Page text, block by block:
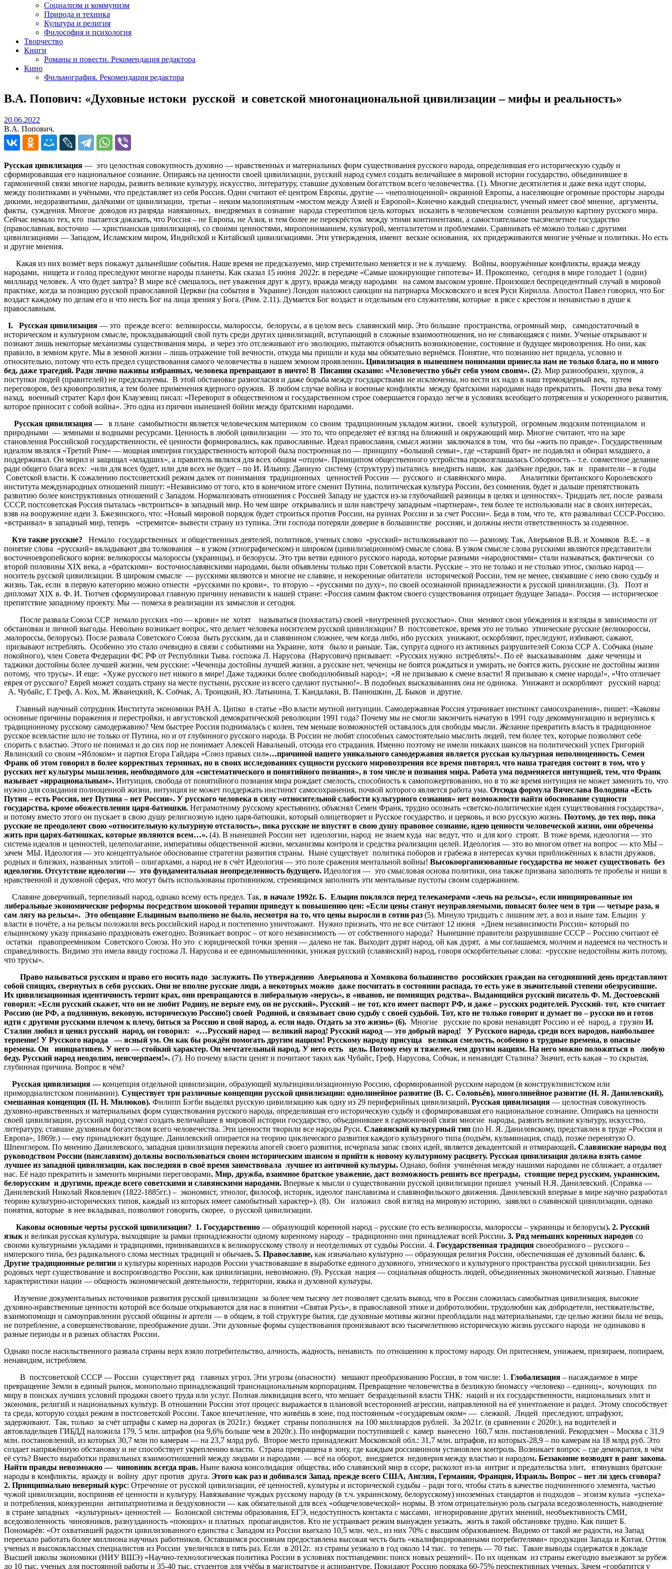
Социализм и коммунизм
Природа и техника
Культура и религия
Философия и психология
Творчество
Книги
Романы и повести. Рекомендация редактора
Кино
Фильмография. Рекомендация редактора
В.А. Попович: «Духовные истоки русской и советской многонациональной цивилизации – мифы и реальность»
20.06.2022
В.А. Попович.
Русская цивилизация — это целостная совокупность духовно — нравственных и материальных форм существования русского народа, определившая его историческую судьбу и
сформировавшая его национальное сознание. Опираясь на ценности своей цивилизации, русский народ сумел создать величайшее в мировой истории государство, объединившее в
гармоничной связи многие народы, развить великие культуру, искусство, литературу, ставшие духовным богатством всего человечества. (1). Многие десятилетия и даже века идут споры,
между политиками и учёными, что представляет из себя Россия. Одни считают её центром Европы, другие — «неполноценной» окраиной Европы, а населяющие огромные просторы .народы
дикими, недоразвитыми, далёкими от цивилизации, третьи – неким малопонятным «мостом между Азией и Европой».Конечно каждый специалист, ученый имеет своё мнение, аргументы,
факты, суждения. Многое доводов из разряда навязанных, внедряемых в сознание народа стереотипов цель которых исказить в человеческом сознании реальную картину русского мира.
Сейчас немало тех, кто пытается доказать, что Россия – не Европа, не Азия, и тем более не перекрёсток между этими континентами, а самостоятельное тысячелетнее государство
(православная, восточно — христианская цивилизация), со своими ценностями, миропониманием, культурой, менталитетом и проблемами. Сравнивать её можно только с другими
цивилизациями — Западом, Исламским миром, Индийской и Китайской цивилизациями. Эти утверждения, имеют веские основания, их придерживаются многие учёные и политики. Но есть
и другие мнения.
Какая из них возмёт верх покажут дальнейшие события. Наше время не предсказуемо, мир стремительно меняется и не к лучшему. Войны, вооружённые конфликты, вражда между
народами, нищета и голод преследуют многие народы планеты. Как сказал 15 июня 2022г. в передаче «Самые шокирующие гипотезы» И. Прокопенко, сегодня в мире голодает 1 (один)
миллиард человек. А что будет завтра? В мире всё смешалось, нет уважения друг к другу, вражда между народами на самом высоком уровне. Произошел беспрецедентный случай в мировой
практике, когда за позицию русской православной Церкви (на события в Украине) Лондон наложил санкции на патриарха Московского и всея Руси Кирилла. Апостол Павел говорил, что Бог
воздаст каждому по делам его и что несть Бог на лица зрения у Бога. (Рим. 2.11). Думается Бог воздаст и отдельным его служителям, которые в рясе с крестом и ненавистью в душе к
православным.
I. Русская цивилизация — это прежде всего: великороссы, малороссы, белорусы, а в целом весь славянский мир. Это большие пространства, огромный мир, самодостаточный в
историческом и культурном смысле, прокладывающий свой путь среди других цивилизаций, вступающий в сложные взаимоотношения, но не сливающаяся с ними. Ученые открывают и
познают лишь некоторые механизмы существования мира, и через это отслеживают его эволюцию, пытаются объяснить возникновение, состояние и будущее мировозрения. Но они, как
правило, в земном круге. Мы в земной жизни – лишь отражение той вечности, откуда мы пришли и куда мы обязательно вернёмся. Понятие, что познанию нет придела, условно и
относительно, потому что есть предел существования самого человечества в нашем земном проявлении. Цивилизация в нынешнем понимании принесла нам не только блага, но и много
бед, даже трагедий. Ради лично наживы избранных, человека превращают в ничто! В Писании сказано: «Человечество убьёт себя умом своим». (2). Мир разнообразен, хрупок, а
поступки людей (правителей) не предсказуемы. В этой обстановке разногласия и даже борьба между государствами не исключены, но вести их надо в наш термоядерный век, путем
переговоров, без кровопролития, а тем более применения ядерного оружия. В любом случае война и военные конфликты между братскими народами надо прекратить. Почти два века тому
назад, военный стратег Карл фон Клаузевиц писал: «Переворот в общественном и государственном строе совершается гораздо легче в условиях всеобщего потрясения и ускоренного развития,
которое приносит с собой война». Это одна из причин нынешней бойни между братскими народами.
Русская цивилизация —
в плане самобытности является человеческим материком со своим традиционным укладом жизни, своей культурой, огромным людским потенциалом и
природными — земными и водными ресурсами. Ценность в любой цивилизации — это то, что определяет её взгляд на ближний и окружающий мир. Многие считают, что на заре
становления Российской государственности, её ценности формировались, как православные. Идеал православия, смысл жизни заключался в том, что бы «жить по правде». Государственным
идеалом являлся «Третий Рим» — мощная империя государственность которой была построенная по — принципу «большой семьи», где «старший брат» не подавлял и обирал младшего, а
поддерживал. Он мирил и защищал «младших», а правитель являлся для всех общим «отцом». Принципом общественного устройства провозглашалась Соборность – т.е. совместное делание
ради общего блага всех: «или для всех будет, или для всех не будет – по И. Ильину. Данную систему (структуру) пытались внедрить наши, как далёкие предки, так и правители – в годы
Советской власти. К сожалению постсоветский режим далек от понимания традиционных ценностей России — русского и славянского мира. Аналитики британского Королевского
института международных отношений пишут: «Независимо от того, кто в конечном итоге сменит Путина, политическая культура России, без сомнения, будет и дальше препятствовать
развитию более конструктивных отношений с Западом. Нормализовать отношения с Россией Западу не удастся из-за глубочайшей разницы в целях и ценностях». Тридцать лет, после развала
СССР, постсоветская Россия пыталась «встроиться» в западный мир. Но чем шире открывались и шли навстречу западным «партнерам», тем более те использовали нас в своих интересах,
взяв на вооружение идеи З. Бжезинского, что: «Новый мировой порядок будет строиться против России, на руинах России и за счет России». Беда в том, что те, кто разваливал СССР-Россию.
«встраивал» в западный мир, теперь «стремится» вывести страну из тупика. Эти господа потеряли доверие в большинстве россиян, и должны нести ответственность за содеянное.
Кто такие русские?
Немало государственных и общественных деятелей, политиков, ученых слово «русский» истолковывают по — разному. Так, Аверьянов В.В. и Хомяков В.Е. – в
понятие слова «русский» вкладывают два толкования – в узком (этнографическом) и широком (цивилизационном) смысле слова. В узком смысле слова русскими являются представители
восточноевропейского корня: великороссы малороссы (украинцы), и белорусы. Это три ветви единого русского народа, которые разными «народностями» стали называться, фактически со
второй половины ХIХ века, а «братскими» восточнославянскими народами, были объявлены только при Советской власти. Русские – это не только и не столько этнос, сколько народ —
носитель русской цивилизации. В широком смысле — русскими являются и многие не славяне, и некоренные обитатели исторической России, тем не менее, связавшие с нею свою судьбу и
жизнь. Так, если в первую категорию можно отнести «русскими по крови», то вторую – «русскими по духу», по своей осознанной принадлежности к русской цивилизации. (3). Поэт и
дипломат XIX в. Ф. И. Тютчев сформулировал главную причину ненависти к нашей стране: «Россия самим фактом своего существования отрицает будущее Запада». Россия — историческое
препятствие западному проекту. Мы — помеха в реализации их замыслов и сегодня.
После развала Союза ССР немало русских «по — крови» не хотят называться (похвастать) своей «внутренней русскостью». Они меняют свои убеждения и взгляды в зависимости от
обстановки и личной выгоды. Невольно возникает вопрос, что делает человека носителем русской цивилизации? В постсоветское, время это не только этнические русские (великороссы,
.малороссы, белорусы). После развала Советского Союза быть русским, да и славянином сложнее, чем когда либо, ибо русских унижают, оскорбляют, преследуют, избивают, сажают,
призывают истреблять. Особенно это стало очевидно в связи с событиями на Украине, хотя было и раньше. Так, супруга одного из активных разрушителей Союза ССР А. Собчака (ныне
покойного), член Совета Федерации ФС РФ от Республики Тыва. госпожа Л. Нарусова (Нарусович) призывает: «Русских нужно истреблять!». По её высказываниям даже чеченцы и
таджики достойны более лучшей жизни, чем русские: «Чеченцы достойны лучшей жизни, а русские нет, чеченцы не боятся рождаться и умирать, не боятся жить, русские не достойны жизни
потому, что трусы». И еще: «Хуже русского нет никого в мире! Даже таджики более свободолюбивый народ»; «Я не призываю к смене власти! Я призываю к смене народа!», «Что отличает
еврея от русского? Еврей может создать страну на месте пустыни, русские из всего сделают пустыню!». В подобных высказываниях она не одинока. Унижают и оскорбляют русский народ:
А. Чубайс, Г. Греф, А. Кох, М. Жванецкий, К. Собчак, А. Троицкий, Ю. Латынина, Т. Кандалаки, В. Панюшкин, Д. Быков и другие.
Главный научный сотрудник Института экономики РАН А. Ципко в статье «Во власти мутной интуиции. Самодержавная Россия утрачивает инстинкт самосохранения», пишет: «Каковы
основные причины поражения и перестройки, и августовской демократической революции 1991 года? Почему мы не смогли закончить начатую в 1991 году декоммунизацию и вернулись к
традиционному русскому самодержавию? Чем быстрее Россия поднималась с колен, тем меньше возможностей оставалось для свободы мысли. Желание превратить власть в традиционное
русское всевластие шло не только от Путина, но и от глубинного русского народа. В России не любят способных самостоятельно мыслить людей, тем более тех, которые позволяют себе
спорить с властью. Этого не понимал и до сих пор не понимает Алексей Навальный, отсюда его страдания. Именно поэтому не имели никаких шансов на политический успех Григорий
Явлинский со своим «Яблоком» и партия Егора Гайдара «Союз правых сил»…причиной нашего уникального самодержавия является русская культурная неполноценность. Семен
Франк об этом говорил в более корректных терминах, но в своих исследованиях сущности русского мировоззрения все время повторял, что наша трагедия состоит в том, что у
русских нет культуры мышления, необходимого для «систематического и понятийного познания», в том числе и познания мира. Работа ума подменяется интуицией, тем, что Франк
называет «иррациональным». Интуиция, свобода от понятийного познания мира рождает смелость, способность к самопожертвованию, но в то же время интуиция не может заменить то, что
нужно для созидания полноценной жизни, интуиция не может поддержать инстинкт самосохранения, почвой которого является работа ума. Отсюда формула Вячеслава Володина «Есть
Путин – есть Россия, нет Путина – нет России». У русского человека в силу «относительной слабости культурного сознания» нет возможности найти обоснование сущности
государства, кроме обожествления царя-батюшки. Неграмотному русскому крестьянину, объяснял Семен Франк, трудно осознать «светско-политические идеи существования государства»,
и потому вместо этого он пускает в свою душу религиозную идею царя-батюшки, который олицетворяет и Русское государство, и церковь, и всю русскую жизнь. Поэтому, до тех пор, пока
русские не преодолеют свою «относительную культурную отсталость», пока русские не впустят в свою душу правовое сознание, идею ценности человеческой жизни, они обречены
жить при царях-батюшках, которые являются всем…». (4). В нынешней России нет идеологии, народ не знаем куда нас ведут, что и для кого строят. В тоже время, идеология — это
система идеалов и ценностей, целеполагание, императивы общественной жизни, механизмы контроля и средства реализации целей. Идеология — это во многом ответ на вопрос — кто МЫ –
зачем МЫ. Идеология — это концептуальное обоснование стратегии развития страны. Ныне существует политика поборов и грабежа в интересах кучки приближённых к власти дружков,
родных и близких, названных элитой – олигархами, а народ не в счёт Идеология — это поле сражения ментальной войны! Высокоорганизованные государства не может существовать без
идеологии. Отсутствие идеологии — это фундаментальная неопределенность будущего. Идеология — это смысловая основа политики, она также призвана заполнять те пробелы и ниши в
нравственной и духовной сферах, что могут быть использованы противником, стремящимся заполнить эти ментальные пустоты своим содержанием.
Славяне доверчивый, терпеливый народ, однако всему есть предел. Так, в начале 1992г. Б. Ельцин поклялся перед телекамерами «лечь на рельсы», если инициированные им
либеральные экономические реформы посредством шоковой терапии приведут к повышению цен: «Если цены станут неуправляемыми, повысят более чем в три — четыре раза, я
сам лягу на рельсы». Это обещание Ельциным выполнено не было, несмотря на то, что цены выросли в сотни раз (5). Минуло тридцать с лишним лет, а воз и ныне там. Ельцин у
власти в почёте, а на рельсы положили весь российский народ и постепенно уничтожают. Нужно признать, что не все считают 12 июня «Днем независимости России» который по
ельцинскому указу приказано праздновать ежегодно. Возникает вопрос – от кого независимость — от собственного народа? Нынешние правители разрушившие СССР – Россию считают её
остатки правопреемником Советского Союза. Но это с юридической точки зрения — далеко не так. Выходит дурят народ, ой как дурят, а мы соглашаемся, молчим и надеемся на честность и
справедливость. Видимо это имела ввиду госпожа Л. Нарусова и ее единомышленники, унижая русский (славянский) народ, говоря оскорбительные слова: «русские недостойны жить потому,
что трусы».
Право называться русским и право его носить надо заслужить. По утверждению Аверьянова и Хомякова большинство российских граждан на сегодняшний день представляют
собой спящих, свернутых в себя русских. Они не вполне русские люди, а некоторых можно даже посчитать в состоянии распада, то есть уже в значительной степени обезрусившие.
Их цивилизационная идентичность терпит крах, они превращаются в либеральную «нерусь», в «иванов, не помнящих родства». Выдающийся русский писатель Ф. М. Достоевский
говорил: «Если русский скажет, что он не любит Родину, не верьте ему, он не русский». Русский – не тот, кто имеет паспорт РФ, и даже – русских родителей. Русский- тот, кто считает
Россию (не РФ, а подлинную, вековую, историческую Россию!) своей Родиной, и связывает свою судьбу с своей судьбой. Тот, кто не только говорит и думает по – русски но и готов
идти с другими русскими плечом к плечу, биться за Россию и свой народ, а. если надо. Отдать за это жизнь» (6). Многие русские по крови ненавидят Россию и её народ, а грузин И.
Сталин любил и ценил русский народ, он говорил: «…Русский народ — великий народ! Русский народ — это добрый народ! У Русского народа, среди всех народов, наибольшее
терпение! У Русского народа — ясный ум. Он как бы рождён помогать другим нациям! Русскому народу присуща великая смелость, особенно в трудные времена, в опасные
времена. Он инициативен. У него — стойкий характер. Он мечтательный народ. У него есть цель. Потому ему и тяжелее, чем другим нациям. На него можно положиться в любую
беду. Русский народ неодолим, неисчерпаем!». (7). Но почему власти ценят и почитают таких как Чубайс, Греф, Нарусова, Собчак, и ненавидят Сталина? Значит, есть какая – то скрытая,
глубинная причина. Вопрос в чём?
Русская цивилизация —концепция отдельной цивилизации, образующей мультицивилизационную Россию, сформированной русским народом (в конструктивистском или
примордиалистском понимании). Существует три различные концепции русской цивилизации: однолинейное развитие (В. С. Соловьёв), многолинейное развитие (Н. Я. Данилевский),
смешанная концепция (П. Н. Милюков). Филипп Бэгби выделял русскую цивилизацию как одну из 29 периферийных цивилизаций. Русская цивилизация — целостная совокупность
духовно-нравственных и материальных форм существования русского народа, определившая его историческую судьбу и сформировавшая его национальное сознание. Опираясь на ценности
своей цивилизации, русский народ сумел создать величайшее в мировой истории государство, объединившее в гармоничной связи многие народы, развить великие культуру, искусство,
литературу, ставшие духовным богатством всего человечества. Эти ценности творили все народы Руси. Славянский культурный тип (по Н. Я. Данилевскому, представлен в труде «Россия и
Европа», 1869г.) — ему принадлежит будущее. Данилевский опирается на теорию циклического развития каждого культурного типа (подъём, кульминация, спад), позже перенятую О.
Шпенглером. По мнению Данилевского, западная цивилизация пережила апогей своего развития, исчерпала запас своих идей, является декадентской и отмирающей. Славянские народы под
руководством России (панславизм) должны воспользоваться своим историческим шансом и прийти к новому культурному расцвету. Русская цивилизация должна взять самое
лучшее из западной цивилизации, как последняя в своё время заимствовала лучшее из античной культуры. Однако, бойня учинённая между нашими народами не сближает, а отдаляет
нас. Её надо прекратить и заменить мирными переговорами. Мир, дружба, взаимное братское уважение, даст возможность решить все преграды, стоящие перед русским, украинским,
белорусским и другими, прежде всего советскими и славянскими народами. Впервые к мысли о существовании русской цивилизации пришел ученый Н.Я. Данилевский. (Справка —
Данилевский Николай Яковлевич (1822-1885гг.) – экономист, этнолог, философ, историк, идеолог панславизма и славянофильского движения. Данилевский впервые в мире научно разработал
теорию культурно-исторических типов, каждый из которых имеет самобытный характер»). (8). Он изложил свой взгляд на мировую историю, заявлял о славянской цивилизации, однако
понятия, которые в нее вкладывал, позволяют говорить, скорее, о русской цивилизации.
Каковы основные черты русской цивилизации? 1. Государственно — образующий коренной народ – русские (то есть великороссы, малороссы – украинцы и белорусы). 2. Русский
язык и великая русская культура, выходящие за рамки принадлежности одному коренному народу – традиционно они принадлежат всей России. 3. Ряд меньших коренных народов со
своими культурными укладами и традициями, прививавшихся к великорусскому стволу и неотделимых от судьбы России. 4. Государственная традиция своеобразного – русского –
имперского типа, без радикального слома местных традиций и обычаев. 5. Православие, как изначально культурно — образующая религия России, обеспечившая её духовный баланс. 6.
Другие традиционные религии и культуры коренных народов России участвовавшие в выработке единого духовного, этнического и культурного пространства русской цивилизации. Без
родовых черт существование и воспроизводство России, как цивилизации, невозможно. (9). Русская нация — социальная общность людей, объединенных экономической жизнью. Главные
характеристики нации — общность экономической деятельности, территории, языка и духовной культуры.
Изучение документальных источников развития русской цивилизации за более чем тысячу лет позволяет сделать вывод, что в России сложилась самобытная цивилизация, высокие
духовно-нравственные ценности которой все больше открываются для нас в понятии «Святая Русь», в православной этике и добротолюбии, трудолюбии как добродетели, нестяжательстве,
взаимопомощи и самоуправлении русской общины и артели — в общем, в той структуре бытия, где духовные мотивы жизни преобладали над материальными, где целью жизни была не вещь,
не потребление, а совершенствование, преображение души. Эти духовные формы существования пронизывают всю тысячелетнюю историческую жизнь русского народа не одинаково в
разные периоды и в разных областях России.
Однако после насильственного развала страны верх взяло потребительство, алчность, жадность, ненависть по отношению к простому народу. Он притесняем, унижаем, призираем, попираем,
ненавидим, истребляем.
В постсоветской СССР — России существует ряд главных угроз. Эти угрозы (опасности) мешают преобразованию России, в том числе: 1. Глобализация – насаждаемое в мире
превращение Земли в единый рынок, монопольно принадлежащий транснациональным корпорациям. Превращение человечества в безликую биомассу «человеко – единиц», кочующих по
миру в поисках лучших условий продажи своего труда или услуг. Полная ликвидация всего, что мешает безраздельной власти ТНК: наций и их государственности, национальных элит и
экономик, религий и национальных культур. В отношении России этот процесс выражается в плановой всесторонней агрессии, направленной на её уничтожение и раздел. Этому способствует
та среда, которую создал режим в постсоветской России. Такое впечатление, что живёшь в зоне, под постоянным «государевым оком» — слежкой. Людей преследуют, штрафуют,
задерживают. Так, только за счёт штрафы с камер на дорогах (в 2021г.) бюджет страны пополнился на 100 миллиардов рублей. За 2021г. (в сравнении с 2020г.), на водителей и
автовладельцев ГИБДД наложила 179, 5 млн. штрафов (на 9,6% больше чем в 2020г.). По информации поступившей с камер вынесено 160,7 млн. постановлений. Рекордсмен – Москва с 31,9
млн. постановлений, из которых 30,7 млн по камерам — на 23,7 млрд руб. Второе место принадлежит Московской обл.: 31,7 млн. штрафов, из которых-28,9 – по камерам на 18 млрд руб. Это
создает напряжённую обстановку и не способствует укреплению власти. Страна превращена в зону, где каждым россиянином установлен контроль. Возникает вопрос – где демократия, в чём
её суть? Вместо выработки правильных взаимоотношений между людьми и народами — всё на оборот, внедряется недоверия между властью и народом. Беззаконие возводят в ранг закона.
Найти правды невозможно — чиновник всегда прав. Ныне важна консолидация общества, ибо славянский мир в ссоре, расколот из-за интриг и предательства элит, втянувших братские
народы в конфликты, вражду и войну друг против друга. Этого как раз и добивался Запад, прежде всего США, Англия, Германия, Франция, Израиль. Вопрос – нет ли здесь сговора?
2. Принципиально неверный курс: Отречение от русской цивилизации, её ценностей, культуры и исторической судьбы – ради того, чтобы стать в качестве подчиненного элемента, частью
чужой цивилизации, восприняв её ценности и культуру. Навязывание чуждых русскому народу (в т.ч. украинскому, белорусскому) иноземных стандартов и подходов – эгоизм культа «успеха»
и потребления, конкуренции антипатриотизма и бездуховности — как обязательной для всех «общечеловеческой» нормы. В этом отрицательную роль сыграла вседозволенность, наводнение
в стране западных «культурных» ценностей — Болонской системы образования, ЕГЭ, недоступность контакта с массами, игнорирование других мнений, необъективность СМИ,
вседозволенность чиновников, разнузданность «поющих» и платных пропагандистов. Кто не устраивает режим вынужден уезжать, жить в такой обстановке трудно. Как пишет Б.
Пономарёв: «От охватившей радости цивилизованного единства с Западом из России выехало 10,5 млн. чел., из них 70% с высшим образованием. Видимо от такой же радости, на Запад
переехало работать более миллиона научных работников. Оставшимся россиянам предоставлена высокая честь быть «квалифицированными потребителями» продукции Запада и Китая. Отток
ученых и высококлассных специалистов из России увеличился в пять раз. Если в 2012г. из страны уезжало в год около 14 тыс. то теперь — 70 тыс. Такие выводы содержатся в докладе
Высшей школы экономики (НИУ ВШЭ) «Научно-технологическая политика России в условиях постпандемии: поиск новых решений». По их оценкам из страны ежегодно выезжают за рубеж
до 10 тыс. ученых для постоянной работы и 35-40 тыс. студентов для учёбы в магистратуре и аспирантуре. Покидают Россию порядка 60-75% перспективных ученых. Зачем «горбатится у